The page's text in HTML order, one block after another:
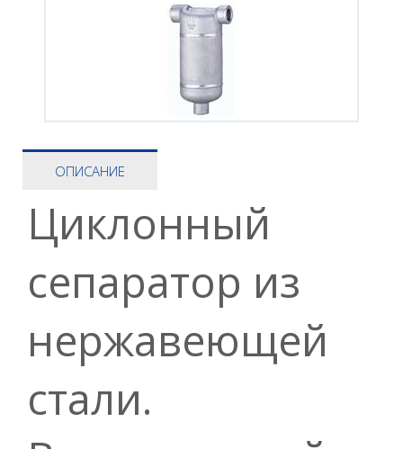
ОПИСАНИЕ
Циклонный
сепаратор из
нержавеющей
стали.